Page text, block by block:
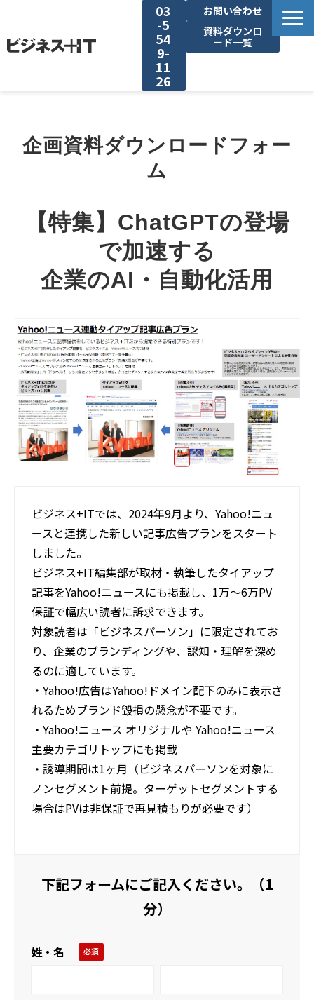
03
-5
54
9-
11
26
お問い合わせ
資料ダウンロ
ード一覧
セミナー集客がしたい
アンケート調査がしたい
媒体資料ダウンロード
活用事例
ブログ
企画資料ダウンロードフォー
ム
【特集】ChatGPTの登場
で加速する
企業のAI・自動化活用
ビジネス+ITでは、2024年9月より、Yahoo!ニュ
ースと連携した新しい記事広告プランをスタート
しました。
ビジネス+IT編集部が取材・執筆したタイアップ
記事をYahoo!ニュースにも掲載し、1万～6万PV
保証で幅広い読者に訴求できます。
対象読者は「ビジネスパーソン」に限定されてお
り、企業のブランディングや、認知・理解を深め
るのに適しています。
・Yahoo!広告はYahoo!ドメイン配下のみに表示さ
れるためブランド毀損の懸念が不要です。
・Yahoo!ニュース オリジナルや Yahoo!ニュース
主要カテゴリトップにも掲載
・誘導期間は1ヶ月（ビジネスパーソンを対象に
ノンセグメント前提。ターゲットセグメントする
場合はPVは非保証で再見積もりが必要です）
下記フォームにご記入ください。（1
分）
姓・名